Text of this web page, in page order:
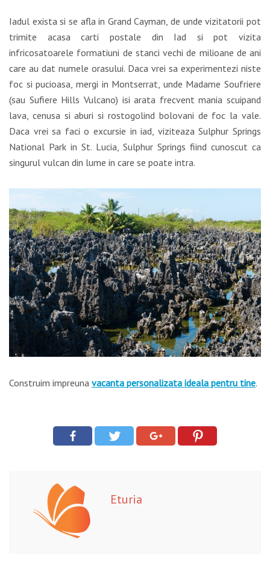
Iadul exista si se afla in Grand Cayman, de unde vizitatorii pot
trimite acasa carti postale din Iad si pot vizita
infricosatoarele formatiuni de stanci vechi de milioane de ani
care au dat numele orasului. Daca vrei sa experimentezi niste
foc si pucioasa, mergi in Montserrat, unde Madame Soufriere
(sau Sufiere Hills Vulcano) isi arata frecvent mania scuipand
lava, cenusa si aburi si rostogolind bolovani de foc la vale.
Daca vrei sa faci o excursie in iad, viziteaza Sulphur Springs
National Park in St. Lucia, Sulphur Springs fiind cunoscut ca
singurul vulcan din lume in care se poate intra.
Construim impreuna vacanta personalizata ideala pentru tine.
Eturia